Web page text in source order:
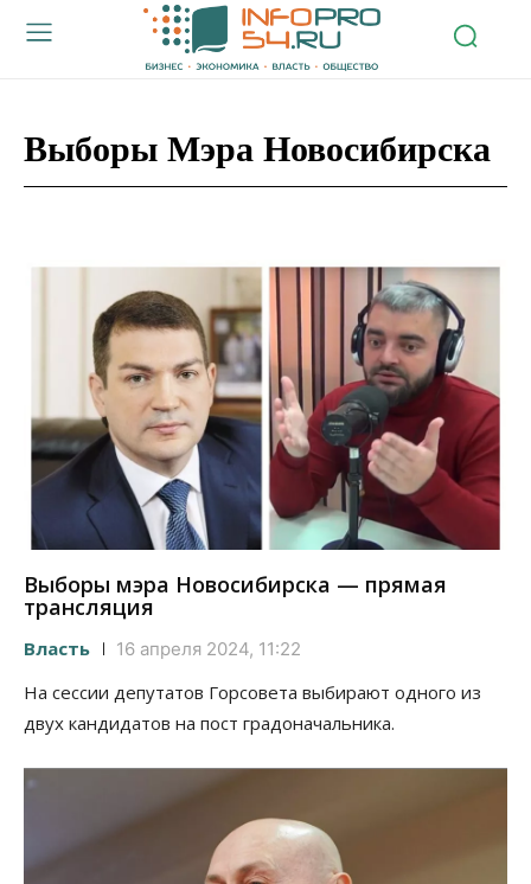
Выборы Мэра Новосибирска
Выборы мэра Новосибирска — прямая
трансляция
Власть 16 апреля 2024, 11:22
На сессии депутатов Горсовета выбирают одного из
двух кандидатов на пост градоначальника.